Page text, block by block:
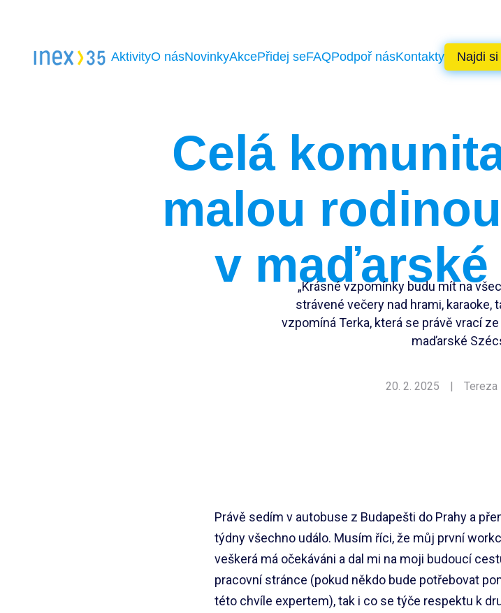
AktivityO násNovinkyAkcePřidej seFAQPodpoř násKontakty Najdi
Celá
malou
v maďarské
„Krásné vzpomínky budu mít na
strávené večery nad hrami, karaoke,
vzpomíná Terka, která se právě vrací
maďarské
20. 2. 2025 | Tereza
Právě sedím v autobuse z Budapešti do Prahy a
týdny všechno událo. Musím říci, že můj první
veškerá má očekáváni a dal mi na moji budoucí
pracovní stránce (pokud někdo bude potřebovat
této chvíle expertem), tak i co se týče respektu k